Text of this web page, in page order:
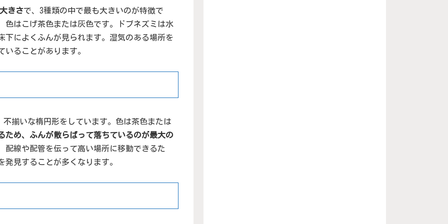
きさで、3種類の中で最も大きいのが特徴で
色はこげ茶色または灰色です。ドブネズミは水
下によくふんが見られます。湿気のある場所を
ることがあります。
不揃いな楕円形をしています。色は茶色または
ため、ふんが散らばって落ちているのが最大の
配線や配管を伝って高い場所に移動できるた
見することが多くなります。